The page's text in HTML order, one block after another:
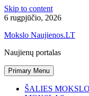
Skip to content
6 rugpjūčio, 2026
Mokslo Naujienos.LT
Naujienų portalas
Primary Menu
ŠALIES